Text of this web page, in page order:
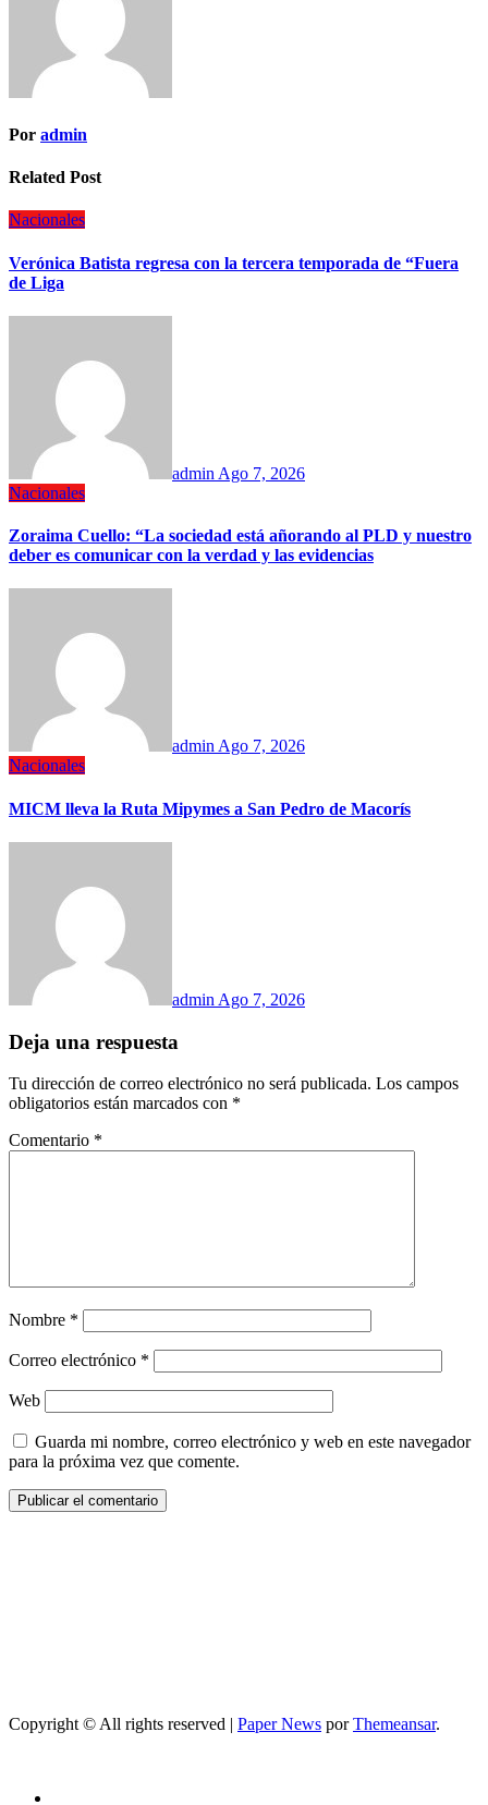
Por admin
Related Post
Nacionales
Verónica Batista regresa con la tercera temporada de “Fuera
de Liga
admin Ago 7, 2026
Nacionales
Zoraima Cuello: “La sociedad está añorando al PLD y nuestro
deber es comunicar con la verdad y las evidencias
adminAgo 7, 2026
Nacionales
MICM lleva la Ruta Mipymes a San Pedro de Macorís
admin Ago 7, 2026
Deja una respuesta
Tu dirección de correo electrónico no será publicada. Los campos
obligatorios están marcados con *
Comentario *
Nombre *
Correo electrónico *
Web
Guarda mi nombre, correo electrónico y web en este navegador
para la próxima vez que comente.
Copyright © All rights reserved | Paper News porThemeansar.